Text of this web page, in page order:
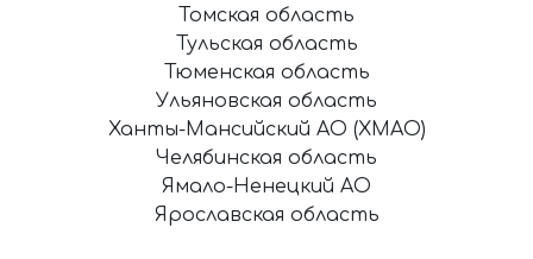
Томская область
Тульская область
Тюменская область
Ульяновская область
Ханты-Мансийский АО (ХМАО)
Челябинская область
Ямало-Ненецкий АО
Ярославская область